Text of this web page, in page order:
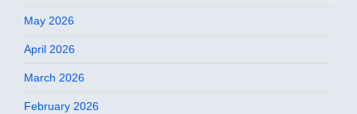
May 2026
April 2026
March 2026
February 2026